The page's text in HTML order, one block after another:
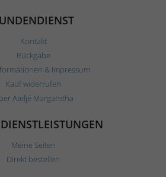
Kontakt
Rückgabe
& Impressum
Kauf widerrufen
Ateljé Margaretha
Meine Seiten
Direkt bestellen